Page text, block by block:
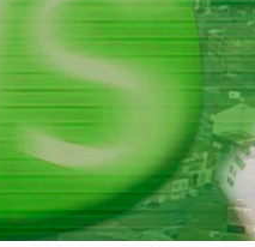
39ºC 22ºC
41ºC 22ºC
41ºC 23ºC